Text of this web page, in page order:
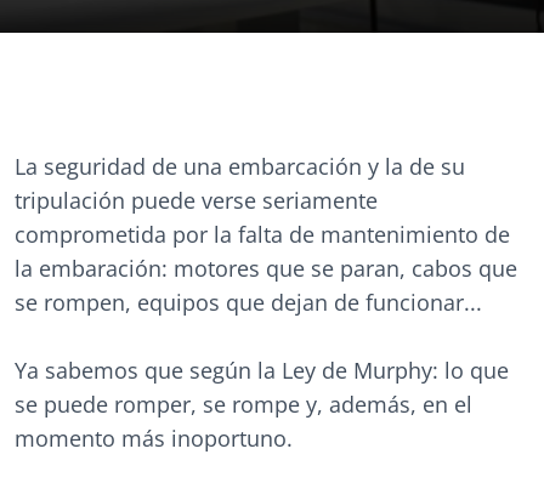
La seguridad de una embarcación y la de su
tripulación puede verse seriamente
comprometida por la falta de mantenimiento de
la embaración: motores que se paran, cabos que
se rompen, equipos que dejan de funcionar...
Ya sabemos que según la Ley de Murphy: lo que
se puede romper, se rompe y, además, en el
momento más inoportuno.